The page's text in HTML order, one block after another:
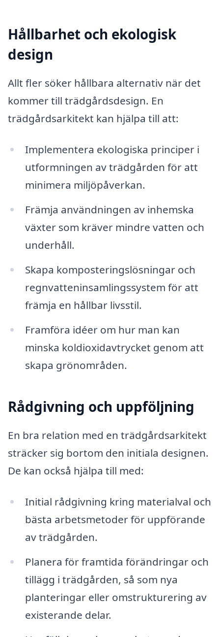
Hållbarhet och ekologisk
design
Allt fler söker hållbara alternativ när det
kommer till trädgårdsdesign. En
trädgårdsarkitekt kan hjälpa till att:
Implementera ekologiska principer i
utformningen av trädgården för att
minimera miljöpåverkan.
Främja användningen av inhemska
växter som kräver mindre vatten och
underhåll.
Skapa komposteringslösningar och
regnvatteninsamlingssystem för att
främja en hållbar livsstil.
Framföra idéer om hur man kan
minska koldioxidavtrycket genom att
skapa grönområden.
Rådgivning och uppföljning
En bra relation med en trädgårdsarkitekt
sträcker sig bortom den initiala designen.
De kan också hjälpa till med:
Initial rådgivning kring materialval och
bästa arbetsmetoder för uppförande
av trädgården.
Planera för framtida förändringar och
tillägg i trädgården, så som nya
planteringar eller omstrukturering av
existerande delar.